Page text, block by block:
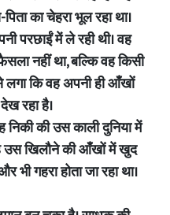
का चेहरा भूल रहा था।
परछाईं में ले रही थी। वह
नहीं था, बल्कि वह किसी
कि वह अपनी ही आँखों
रहा है।
की उस काली दुनिया में
उस खिलौने की आँखों में खुद
भी गहरा होता जा रहा था।